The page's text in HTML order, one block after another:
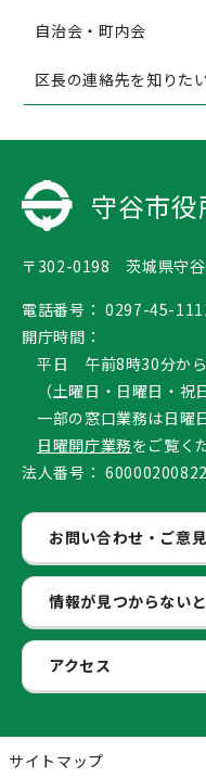
自治会・町内会
区長の連絡先を知りた
守谷市役
〒302-0198 茨城県守谷
電話番号： 0297-45-
開庁時間：
平日 午前8時30分か
（土曜日・日曜日・祝
一部の窓口業務は日曜
日曜開庁業務をご覧く
法人番号：
お問い合わせ・ご意見
情報が見つからない
アクセス
サイトマップ